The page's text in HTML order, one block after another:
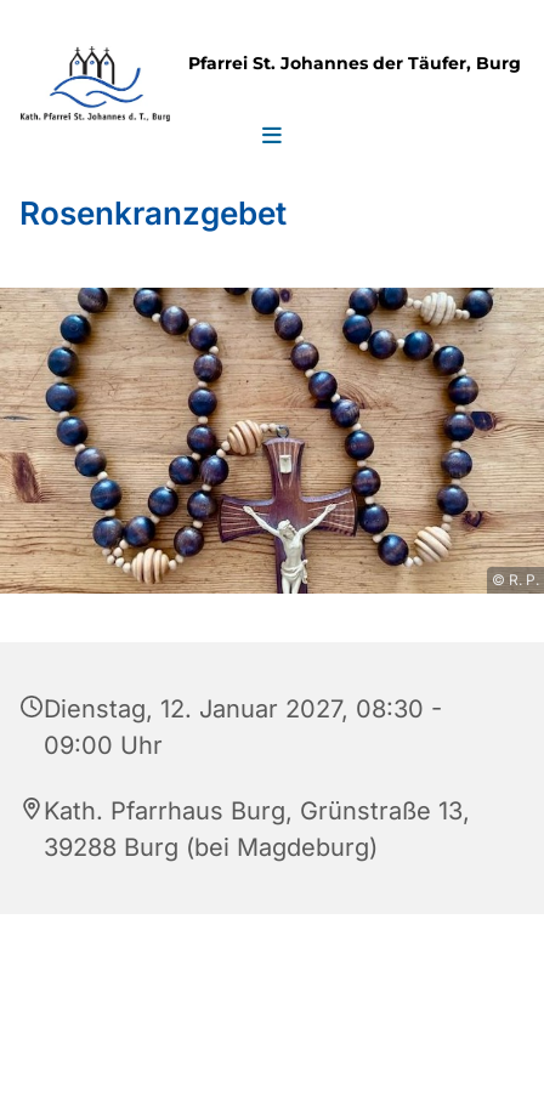
Pfarrei St. Johannes der Täufer, Burg
Rosenkranzgebet
© R. P.
Dienstag, 12. Januar 2027, 08:30 -
09:00 Uhr
Kath. Pfarrhaus Burg, Grünstraße 13,
39288 Burg (bei Magdeburg)